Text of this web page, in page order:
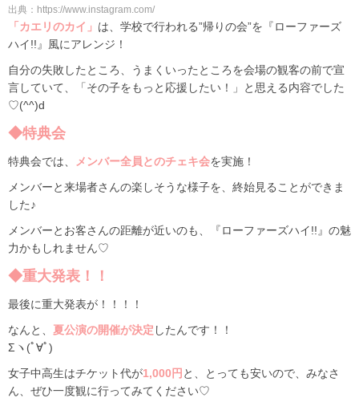
出典：https://www.instagram.com/
「カエリのカイ」 は、学校で行われる”帰りの会”を『ローファーズ
ハイ!!』風にアレンジ！
自分の失敗したところ、うまくいったところを会場の観客の前で宣
言していて、「その子をもっと応援したい！」と思える内容でした
♡(^^)d
◆特典会
特典会では、 メンバー全員とのチェキ会を実施！
メンバーと来場者さんの楽しそうな様子を、終始見ることができま
した♪
メンバーとお客さんの距離が近いのも、『ローファーズハイ!!』の魅
力かもしれません♡
◆重大発表！！
最後に重大発表が！！！！
なんと、 夏公演の開催が決定 したんです！！
Σヽ(ﾟ∀ﾟ)
女子中高生はチケット代が1,000円と、とっても安いので、みなさ
ん、ぜひ一度観に行ってみてください♡